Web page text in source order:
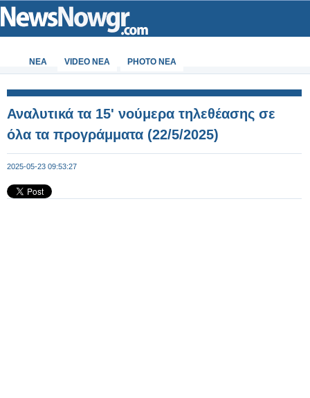
ΝΕΑ VIDEO NEA PHOTO NEA
Αναλυτικά τα 15' νούμερα τηλεθέασης σε
όλα τα προγράμματα (22/5/2025)
2025-05-23 09:53:27